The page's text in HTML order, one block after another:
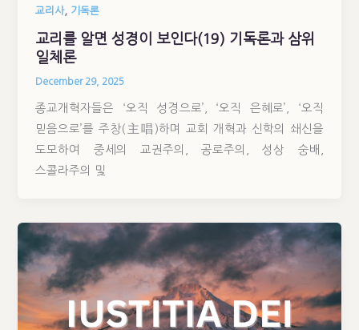
교리사, 기독론
교리를 알면 성경이 보인다(19) 기독론과 삼위
일체론
December 29, 2025
종교개혁자들은 ‘오직 성경으로’, ‘오직 은혜로’, ‘오직
믿음으로’를 주창(主唱)하며 교회 개혁과 신학의 쇄신을
도모하여 중세의 교권주의, 공로주의, 성상 숭배,
스콜라주의 및